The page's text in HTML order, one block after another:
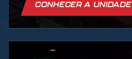
CONHECER A UNIDADE